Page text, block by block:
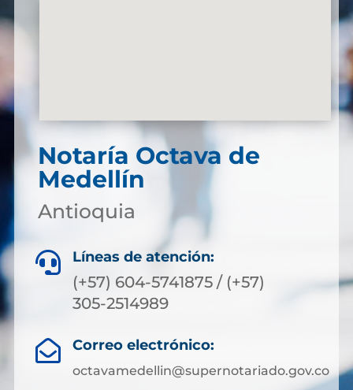
Notaría Octava de
Medellín
Antioquia
 Líneas de atención:
(+57) 604-5741875 / (+57)
305-2514989
 Correo electrónico:
octavamedellin@supernotariado.gov.co